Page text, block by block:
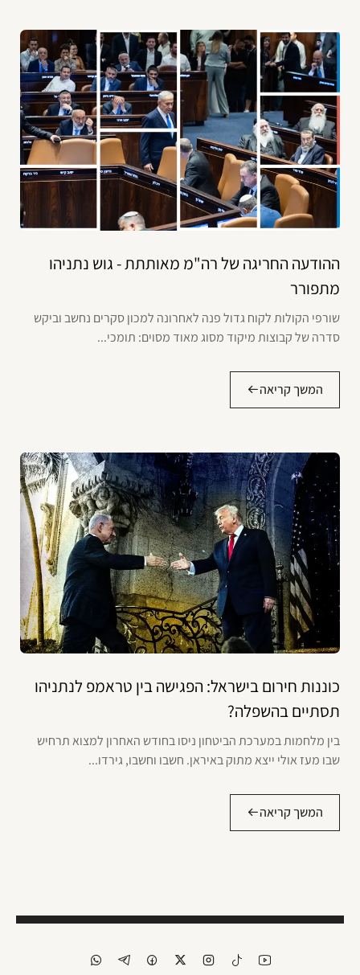
ההודעה החריגה של רה"מ מאותתת - גוש נתניהו
מתפורר
שורפי הקולות לקוח גדול פנה לאחרונה למכון סקרים נחשב וביקש
סדרה של קבוצות מיקוד מסוג מאוד מסוים: תומכי...
המשך קריאה
כוננות חירום בישראל: הפגישה בין טראמפ לנתניהו
תסתיים בהשפלה?
בין מלחמות במערכת הביטחון ניסו בחודש האחרון למצוא תרחיש
שבו מעז אולי ייצא מתוק באיראן. חשבו וחשבו, גירדו...
המשך קריאה